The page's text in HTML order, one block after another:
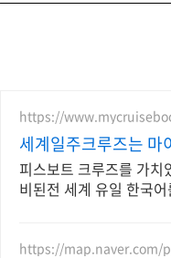
https://
세계일주크루즈는 마
피스보트 크루즈를 가
비된전 세계 유일 한국
https://map.naver.com/